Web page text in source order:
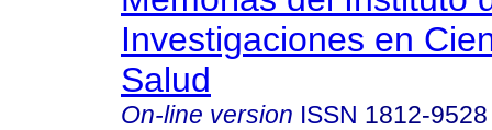
Investigaciones en
Salud
On-line version ISSN 1812-9528